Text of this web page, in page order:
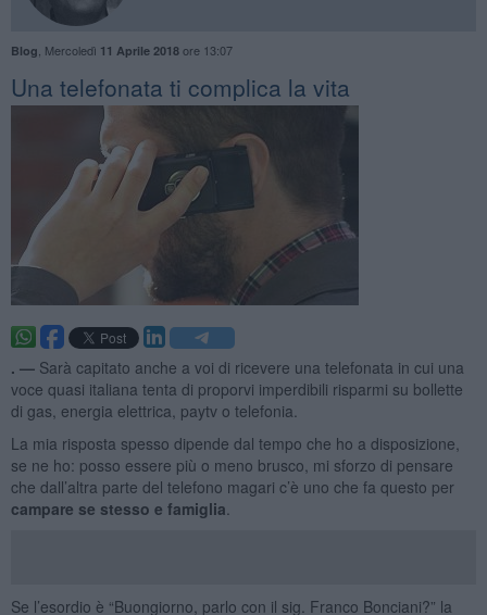
Blog Mercoledì 11 Aprile 2018ore 13:07
Una telefonata ti complica la vita
. — Sarà capitato anche a voi di ricevere una telefonata in cui una
voce quasi italiana tenta di proporvi imperdibili risparmi su bollette
di gas, energia elettrica, paytv o telefonia.
La mia risposta spesso dipende dal tempo che ho a disposizione,
se ne ho: posso essere più o meno brusco, mi sforzo di pensare
che dall’altra parte del telefono magari c’è uno che fa questo per
campare se stesso e famiglia
Se l’esordio è “Buongiorno, parlo con il sig. Franco Bonciani?” la